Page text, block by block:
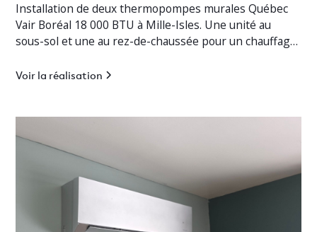
Installation de deux thermopompes murales Québec
Vair Boréal 18 000 BTU à Mille-Isles. Une unité au
sous-sol et une au rez-de-chaussée pour un chauffage
Voir la réalisation